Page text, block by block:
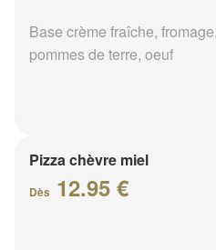
Base crème fraîche,
pommes de terre, oeuf
Pizza chèvre miel
Dès 12.95 €